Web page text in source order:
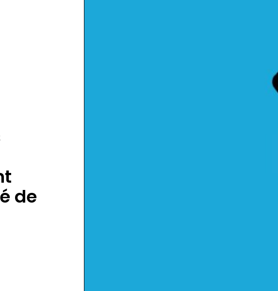
de